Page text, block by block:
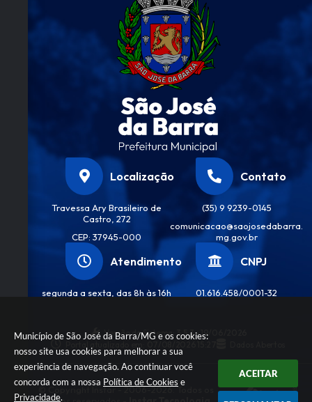
Município de São José da Barra/MG e os cookies:
nosso site usa cookies para melhorar a sua
experiência de navegação. Ao continuar você
concorda com a nossa Política de Cookies e
Privacidade.
ACEITAR
Localização
Travessa Ary Brasileiro de
Castro, 272
CEP: 37945-000
Contato
(35) 9 9239-0145
comunicacao@saojosedabarra.
mg.gov.br
Atendimento
segunda a sexta, das 8h às 16h
CNPJ
01.616.458/0001-32
Versão do Sistema: 3.5.3 - 19/06/2026
© Copyright Instar - 2006-2026. Todos os